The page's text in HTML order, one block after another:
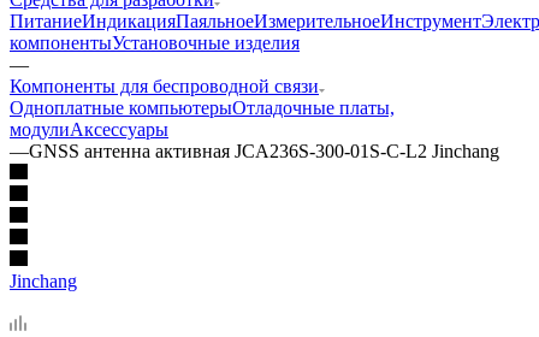
ПитаниеИндикацияПаяльноеИзмерительноеИнструмент
компонентыУстановочные изделия
—
Компоненты для беспроводной связи
Одноплатные компьютерыОтладочные платы,
модулиАксессуары
—GNSS антенна активная JCA236S-300-01S-C-L2 Jinchang
Jinchang